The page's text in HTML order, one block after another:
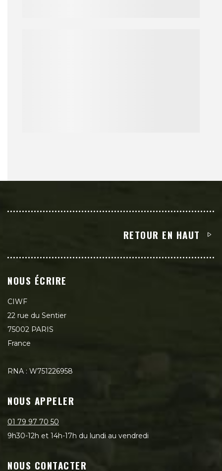
RETOUR EN HAUT
NOUS ÉCRIRE
CIWF
22 rue du Sentier
75002 PARIS
France
RNA : W751226958
NOUS APPELER
01 79 97 70 50
9h30-12h et 14h-17h du lundi au vendredi
NOUS CONTACTER